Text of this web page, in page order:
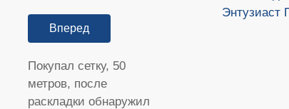
Вперед
Покупал сетку, 50
метров, после
раскладки обнаружил